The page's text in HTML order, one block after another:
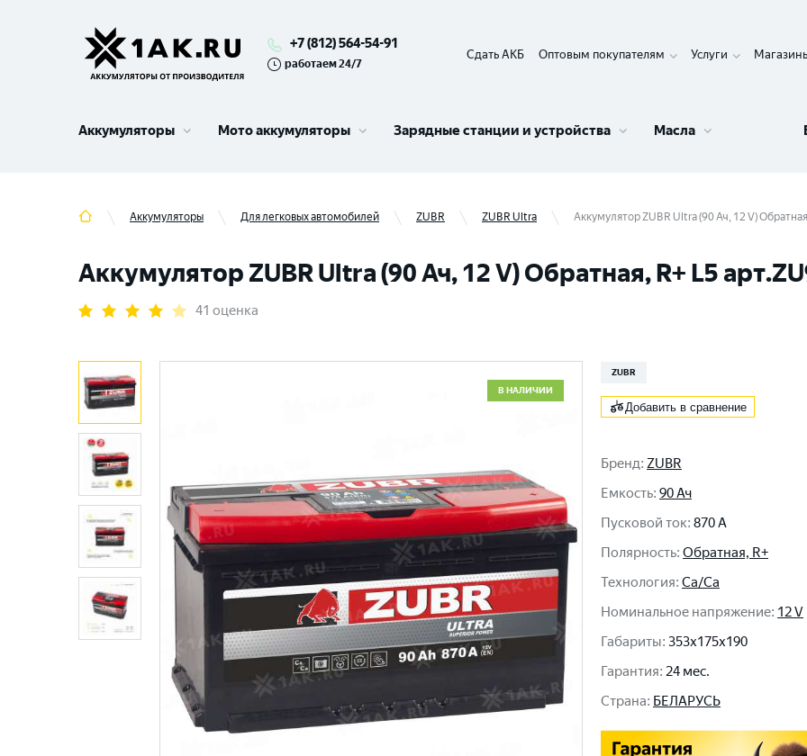
+7 (812) 564-54-91
работаем 24/7
Сдать АКБ Оптовым покупателям Услуги
Аккумуляторы Мото аккумуляторы Зарядные станции и устройства Масла
Аккумуляторы Для легковых автомобилей ZUBR ZUBR Ultra Аккумулятор ZUBR Ultra (90 Ач, 12 V)
Аккумулятор ZUBR Ultra (90 Ач, 12 V) Обратная, R+ L5
41 оценка
В НАЛИЧИИ
ZUBR
Добавить в сравнение
Бренд: ZUBR
Емкость: 90 Ач
Пусковой ток: 870 A
Полярность: Обратная, R+
Технология: Ca/Ca
Номинальное напряжение: 12 V
Габариты: 353x175x190
Гарантия: 24 мес.
Cтрана: БЕЛАРУСЬ